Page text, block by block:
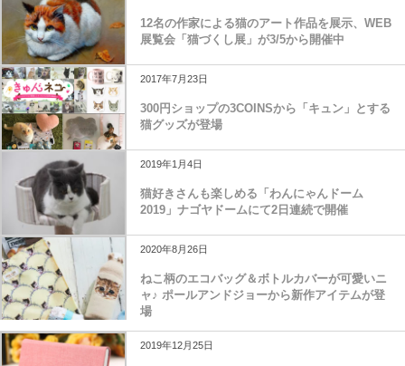
12名の作家による猫のアート作品を展示、WEB
展覧会「猫づくし展」が3/5から開催中
2017年7月23日
300円ショップの3COINSから「キュン」とする
猫グッズが登場
2019年1月4日
猫好きさんも楽しめる「わんにゃんドーム
2019」ナゴヤドームにて2日連続で開催
2020年8月26日
ねこ柄のエコバッグ＆ボトルカバーが可愛いニ
ャ♪ ポールアンドジョーから新作アイテムが登
場
2019年12月25日